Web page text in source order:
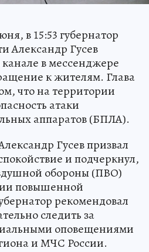
в 15:53 губернатор
Александр Гусев
канале в мессенджере
к жителям. Глава
что на территории
атаки
аппаратов (БПЛА).
Гусев призвал
и подчеркнул,
обороны (ПВО)
повышенной
рекомендовал
следить за
оповещениями
и МЧС России.